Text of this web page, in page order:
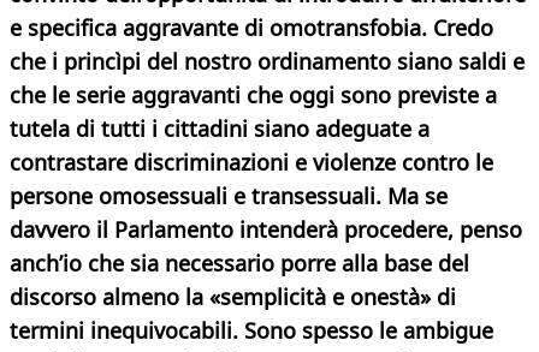
e specifica aggravante di omotransfobia. Credo
che i princìpi del nostro ordinamento siano saldi e
che le serie aggravanti che oggi sono previste a
tutela di tutti i cittadini siano adeguate a
contrastare discriminazioni e violenze contro le
persone omosessuali e transessuali. Ma se
davvero il Parlamento intenderà procedere, penso
anch’io che sia necessario porre alla base del
discorso almeno la «semplicità e onestà» di
termini inequivocabili. Sono spesso le ambigue